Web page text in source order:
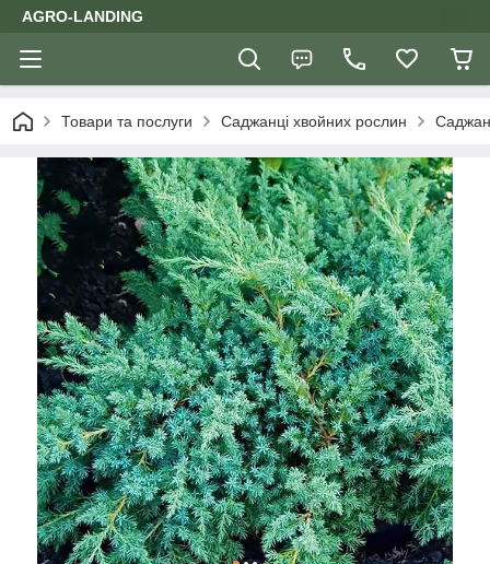
AGRO-LANDING
Товари та послуги Саджанці хвойних рослин